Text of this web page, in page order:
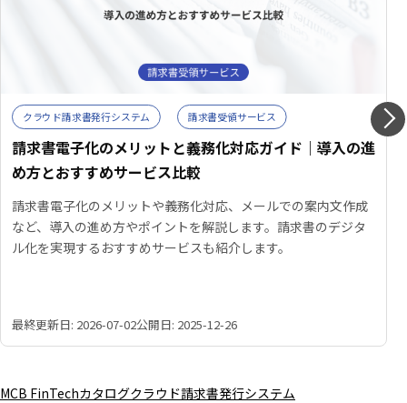
クラウド請求書発行システム 請求書受領サービス
請求書電子化のメリットと義務化対応ガイド｜導入の進
め方とおすすめサービス比較
請求書電子化のメリットや義務化対応、メールでの案内文作成
など、導入の進め方やポイントを解説します。請求書のデジタ
ル化を実現するおすすめサービスも紹介します。
最終更新日: 2026-07-02公開日: 2025-12-26
MCB FinTechカタログクラウド請求書発行システム